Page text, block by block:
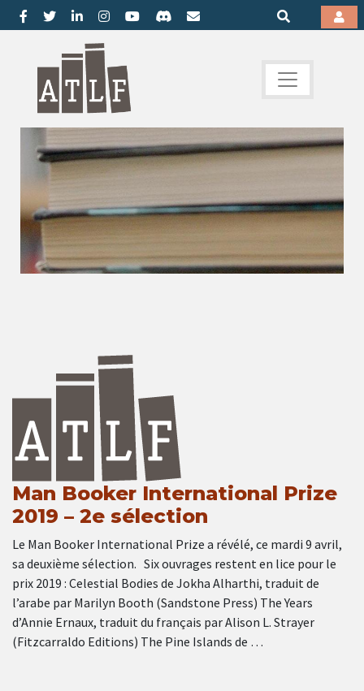
Man Booker International Prize
2019 – 2e sélection
Le Man Booker International Prize a révélé, ce mardi 9 avril,
sa deuxième sélection. Six ouvrages restent en lice pour le
prix 2019 : Celestial Bodies de Jokha Alharthi, traduit de
l’arabe par Marilyn Booth (Sandstone Press) The Years
d’Annie Ernaux, traduit du français par Alison L. Strayer
(Fitzcarraldo Editions) The Pine Islands de …